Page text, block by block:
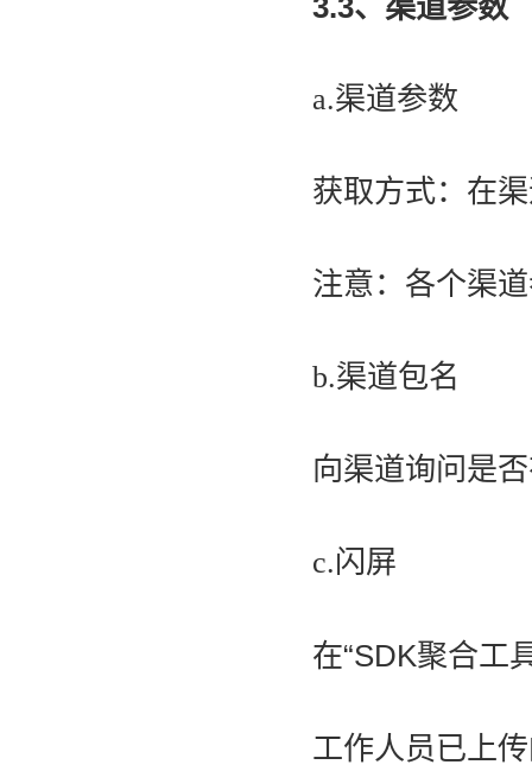
3.3、渠道参数
a.渠道参数
获取方式：在
注意：各个渠
b.渠道包名
向渠道询问是
c.闪屏
在“SDK聚合工
工作人员已上